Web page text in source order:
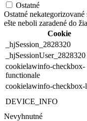
Ostatné
Ostatné
ešte neboli zaradené do
Cookie
_hjSession_2828320
_hjSessionUser_2828320
cookielawinfo-checkbox-
functionale
cookielawinfo-checkbox-
DEVICE_INFO
Nevyhnutné